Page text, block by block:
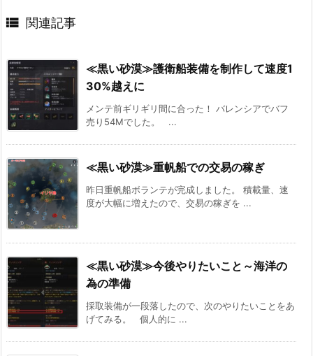
 関連記事
≪黒い砂漠≫護衛船装備を制作して速度1
30%越えに
メンテ前ギリギリ間に合った！ バレンシアでバフ
売り54Mでした。 ...
≪黒い砂漠≫重帆船での交易の稼ぎ
昨日重帆船ボランテが完成しました。 積載量、速
度が大幅に増えたので、交易の稼ぎを ...
≪黒い砂漠≫今後やりたいこと～海洋の
為の準備
採取装備が一段落したので、次のやりたいことをあ
げてみる。 個人的に ...